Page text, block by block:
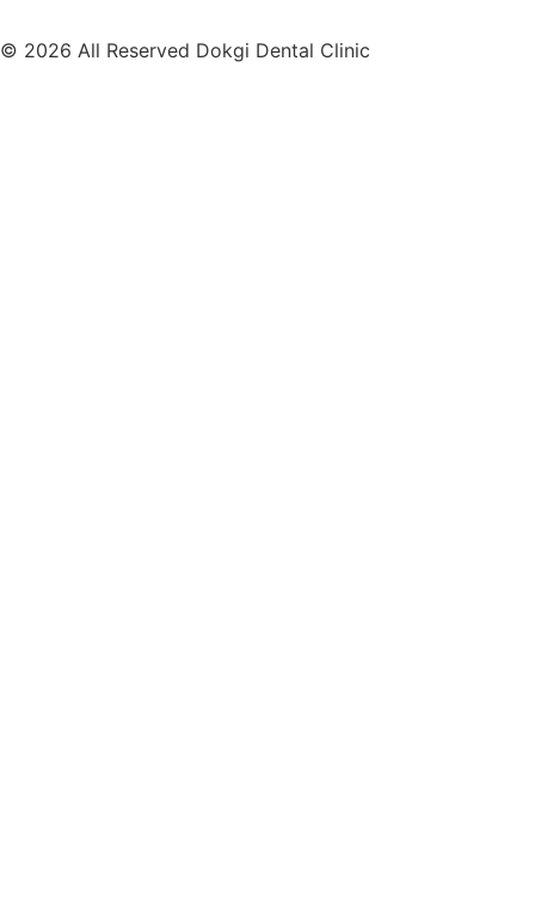
© 2026 All Reserved Dokgi Dental Clinic